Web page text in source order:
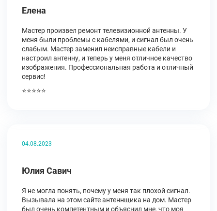
Елена
Мастер произвел ремонт телевизионной антенны. У
меня были проблемы с кабелями, и сигнал был очень
слабым. Мастер заменил неисправные кабели и
настроил антенну, и теперь у меня отличное качество
изображения. Профессиональная работа и отличный
сервис!
⭐⭐⭐⭐⭐
04.08.2023
Юлия Савич
Я не могла понять, почему у меня так плохой сигнал.
Вызывала на этом сайте антеннщика на дом. Мастер
был очень компетентным и объяснил мне, что моя